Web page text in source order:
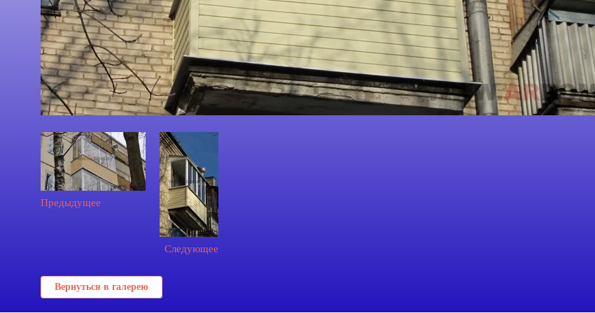
Предыдущее
Следующее
Вернуться в галерею